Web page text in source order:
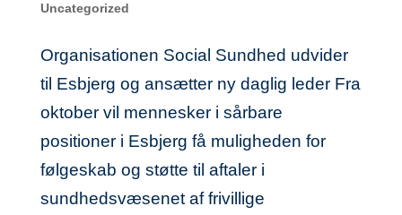
Uncategorized
Organisationen Social Sundhed udvider
til Esbjerg og ansætter ny daglig leder Fra
oktober vil mennesker i sårbare
positioner i Esbjerg få muligheden for
følgeskab og støtte til aftaler i
sundhedsvæsenet af frivillige